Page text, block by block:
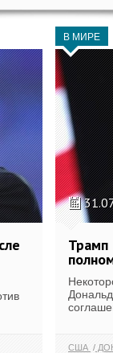
В МИРЕ
Трамп
США